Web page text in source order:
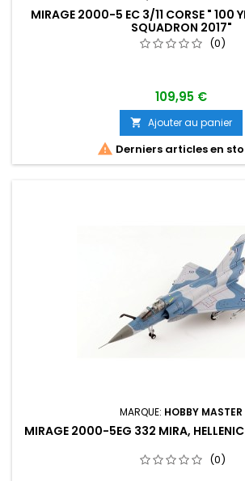
MIRAGE 2000-5 EC 3/11 CORSE " 100
SQUADRON 2017"
(0)
109,95 €
 Ajouter au panier
 Derniers articles en
MARQUE: HOBBY MASTER
MIRAGE 2000-5EG 332 MIRA,
(0)